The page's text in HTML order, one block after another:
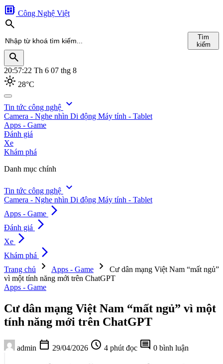
developer_board Công Nghệ Việt
search
Tìm
kiếm
search
20:57:23 Th 6 07 thg 8
light_mode 28°C
search
Tin tức công nghệ expand_more
Camera - Nghe nhìn Di động Máy tính - Tablet
Apps - Game
Đánh giá
Xe
Khám phá
Danh mục chính
Tin tức công nghệ expand_more
Camera - Nghe nhìn Di động Máy tính - Tablet
Apps - Game arrow_forward_ios
Đánh giá arrow_forward_ios
Xe arrow_forward_ios
Khám phá arrow_forward_ios
Trang chủ chevron_right Apps - Game chevron_right
Cư dân mạng Việt Nam “mất ngủ”
vì một tính năng mới trên ChatGPT
Apps - Game
Cư dân mạng Việt Nam “mất ngủ” vì một
tính năng mới trên ChatGPT
admin calendar_today 29/04/2026 schedule 4 phút đọc comment 0 bình luận